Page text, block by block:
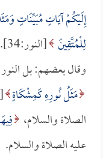
إِلَيْكُمْ آيَاتٍ مُبَيِّنَاتٍ
لِلْمُتَّقِينَ [النور:34].
وقال بعضهم: بل
مَثَلُ نُورِهِ كَمِشْكَاةٍ
الصلاة والسلام،
عليه الصلاة والسلام.